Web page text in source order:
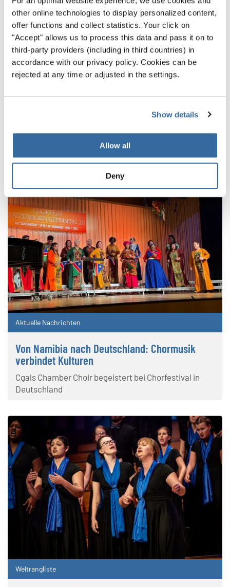
other online technologies to display personalized content,
offer functions and collect statistics. Your click on
"Accept" allows us to process this data and pass it on to
third-party providers (including in third countries) in
accordance with our privacy policy. Cookies can be
rejected at any time or adjusted in the settings.
Show details
Allow all
Deny
Verständigung durch Chormusik zu fördern.
INTERKULTUR EVENTS 2027
ZURÜCK
VERWANDTE NEWS
Aktuelle Nachrichten
Von Namibia nach Deutschland: Chormusik
verbindet Kulturen
Cgals Chamber Choir begeistert bei Chorfestival in
Deutschland
Weltrangliste